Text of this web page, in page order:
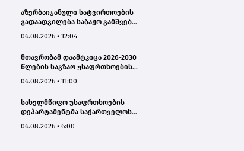
აზერბაიჯანული სატვირთოების
გადაადგილება საბაჟო გამშვებ
მიმდინარეობს- შემოსავლების
06.08.2026 • 12:04
მთავრობამ დაამტკიცა 2026-2030
წლების საგზაო უსაფრთხოების
სამოქმედო გეგმა – თამარ
06.08.2026 • 11:00
სახელმწიფო უსაფრთხოების
დეპარტამენტმა საქართველოს
საზიანოდ საბოტაჟის მუხლით
06.08.2026 • 6:00